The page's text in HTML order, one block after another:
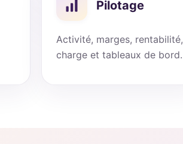
Pilotage
Activité, marges, rentabilité,
charge et tableaux de bord.